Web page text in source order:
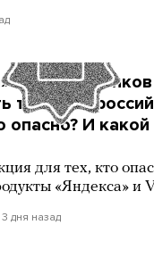
и других
только в
опасно? И какой
для тех, кто
«Яндекса» и
3 дня назад